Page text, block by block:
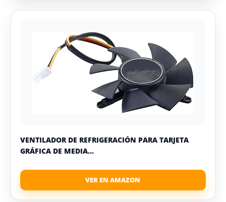
VENTILADOR DE REFRIGERACIÓN PARA TARJETA
GRÁFICA DE MEDIA...